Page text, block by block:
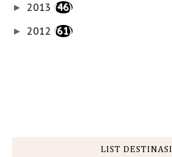
► 2013 (46)
► 2012 (61)
LIST DESTINASI